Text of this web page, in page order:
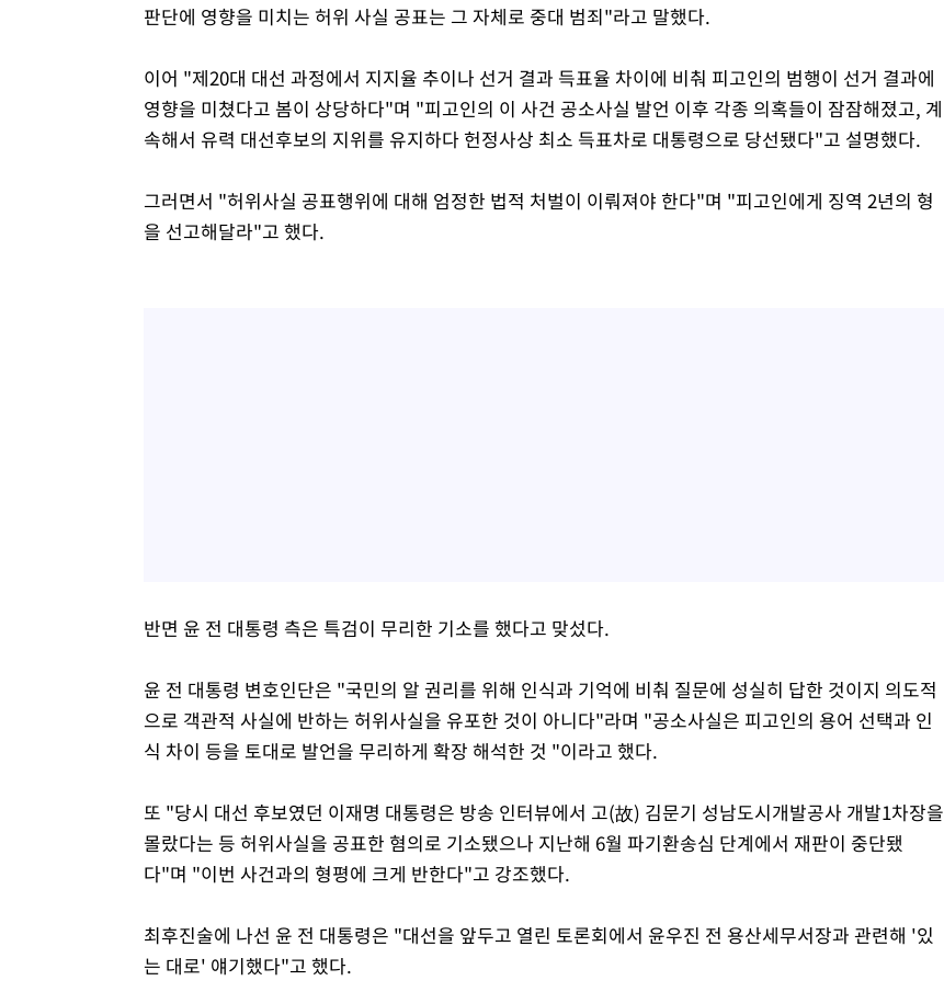
판단에 영향을 미치는 허위 사실 공표는 그 자체로 중대 범죄"라고 말했다.
이어 "제20대 대선 과정에서 지지율 추이나 선거 결과 득표율 차이에 비춰 피고인의 범행이 선거 결과에
영향을 미쳤다고 봄이 상당하다"며 "피고인의 이 사건 공소사실 발언 이후 각종 의혹들이 잠잠해졌고, 계
속해서 유력 대선후보의 지위를 유지하다 헌정사상 최소 득표차로 대통령으로 당선됐다"고 설명했다.
그러면서 "허위사실 공표행위에 대해 엄정한 법적 처벌이 이뤄져야 한다"며 "피고인에게 징역 2년의 형
을 선고해달라"고 했다.
반면 윤 전 대통령 측은 특검이 무리한 기소를 했다고 맞섰다.
윤 전 대통령 변호인단은 "국민의 알 권리를 위해 인식과 기억에 비춰 질문에 성실히 답한 것이지 의도적
으로 객관적 사실에 반하는 허위사실을 유포한 것이 아니다"라며 "공소사실은 피고인의 용어 선택과 인
식 차이 등을 토대로 발언을 무리하게 확장 해석한 것 "이라고 했다.
또 "당시 대선 후보였던 이재명 대통령은 방송 인터뷰에서 고(故) 김문기 성남도시개발공사 개발1차장을
몰랐다는 등 허위사실을 공표한 혐의로 기소됐으나 지난해 6월 파기환송심 단계에서 재판이 중단됐
다"며 "이번 사건과의 형평에 크게 반한다"고 강조했다.
최후진술에 나선 윤 전 대통령은 "대선을 앞두고 열린 토론회에서 윤우진 전 용산세무서장과 관련해 '있
는 대로' 얘기했다"고 했다.